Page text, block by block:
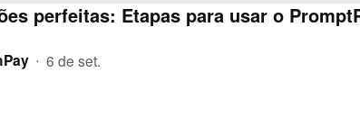
perfeitas: Etapas para usar o
• 6 de set.